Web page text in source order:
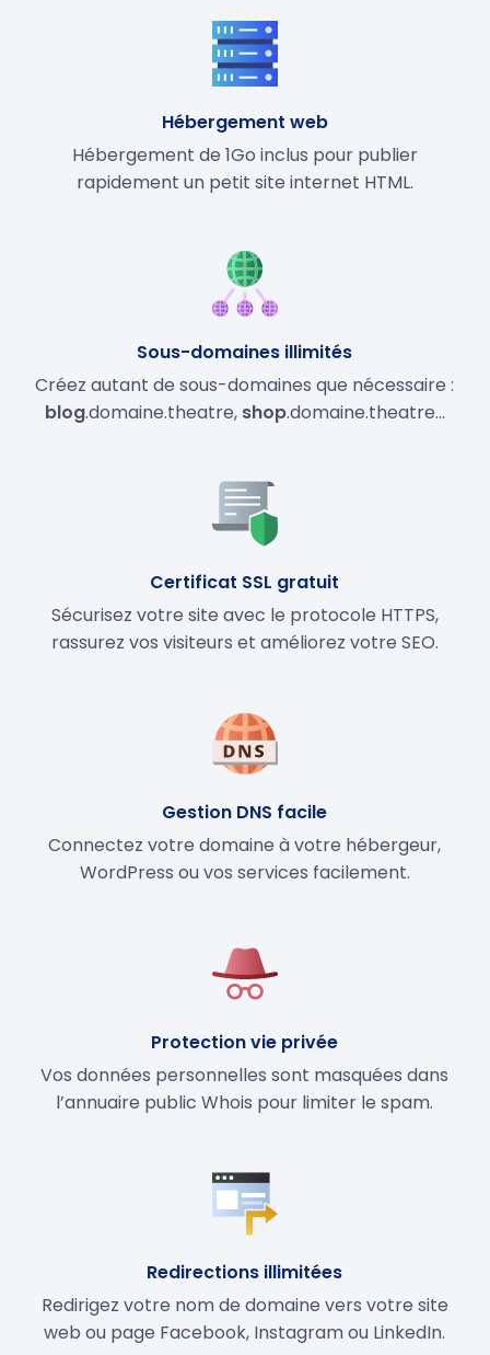
Hébergement web
Hébergement de 1Go inclus pour publier
rapidement un petit site internet HTML.
Sous-domaines illimités
Créez autant de sous-domaines que nécessaire :
blog.domaine.theatre, shop.domaine.theatre…
Certificat SSL gratuit
Sécurisez votre site avec le protocole HTTPS,
rassurez vos visiteurs et améliorez votre SEO.
Gestion DNS facile
Connectez votre domaine à votre hébergeur,
WordPress ou vos services facilement.
Protection vie privée
Vos données personnelles sont masquées dans
l’annuaire public Whois pour limiter le spam.
Redirections illimitées
Redirigez votre nom de domaine vers votre site
web ou page Facebook, Instagram ou LinkedIn.